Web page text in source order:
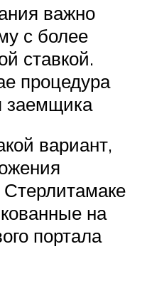
важно
с более
ставкой.
процедура
заемщика
вариант,
Стерлитамаке
на
портала